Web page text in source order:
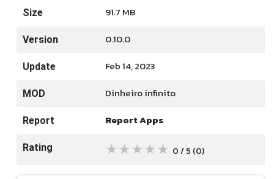
Size 91.7 MB
Version 0.10.0
Update Feb 14, 2023
MOD Dinheiro infinito
Report Report Apps
Rating ★ ★ ★ ★ ★ 0 / 5 (0)